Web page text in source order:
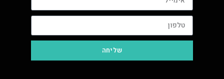
שליחה